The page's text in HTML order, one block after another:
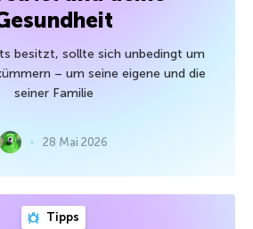
besitzt, sollte sich unbedingt um
– um seine eigene und die
seiner Familie
28 Mai 2026
Tipps